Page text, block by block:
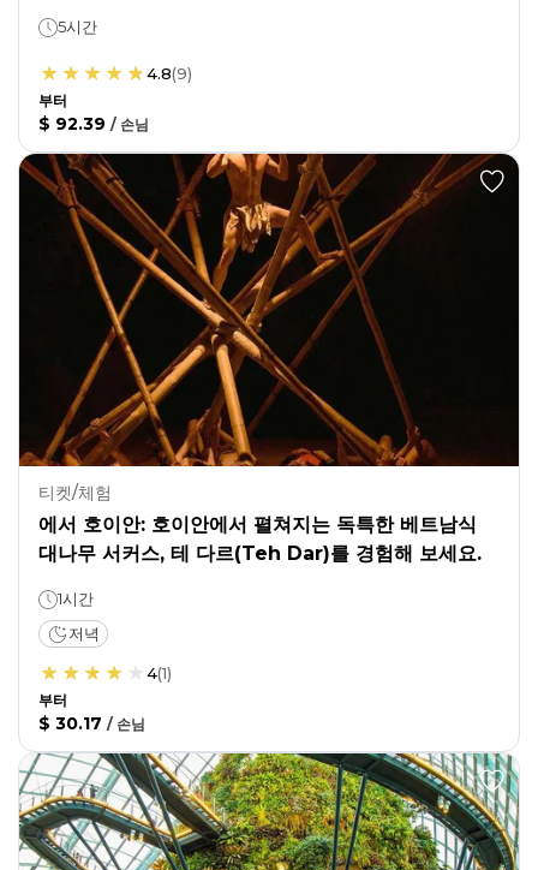
5시간
4.8(9)
부터
$ 92.39 / 손님
티켓/체험
에서 호이안: 호이안에서 펼쳐지는 독특한 베트남식
대나무 서커스, 테 다르(Teh Dar)를 경험해 보세요.
1시간
저녁
4(1)
부터
$ 30.17 / 손님